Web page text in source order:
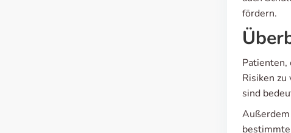
fördern.
Patienten,
Risiken
sind